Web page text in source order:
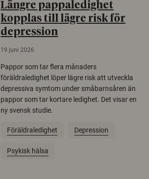
Längre pappaledighet
kopplas till lägre risk för
depression
19 juni 2026
Pappor som tar flera månaders
föräldraledighet löper lägre risk att utveckla
depressiva symtom under småbarnsåren än
pappor som tar kortare ledighet. Det visar en
ny svensk studie.
Föräldraledighet Depression
Psykisk hälsa